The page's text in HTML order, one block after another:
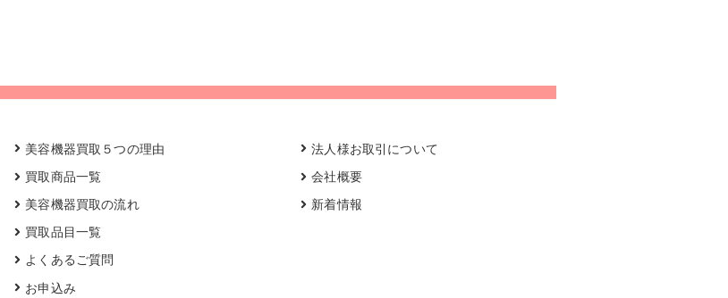
美容機器買取５つの理由
買取商品一覧
美容機器買取の流れ
買取品目一覧
よくあるご質問
お申込み
法人様お取引について
会社概要
新着情報